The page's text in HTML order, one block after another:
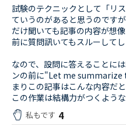
試験のテクニックとして「リ
ていうのがあると思うのです
だけ聞いても記事の内容が想
前に質問訊いてもスルーして
なので、設問に答えることに
ンの前に"Let me summarize
まりこの記事はこんな内容だ
この作業は結構力がつくよう
私もです 4